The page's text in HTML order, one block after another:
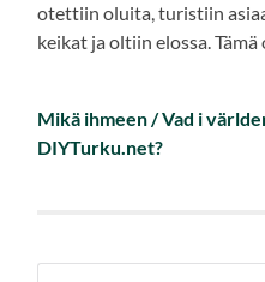
otettiin oluita, turistiin
keikat ja oltiin elossa.
Mikä ihmeen / Vad i
DIYTurku.net?